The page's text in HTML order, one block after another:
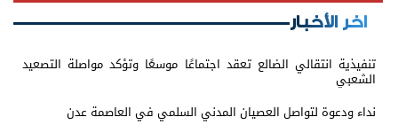
اخر الأخبار
تنفيذية انتقالي الضالع تعقد اجتماعًا موسعًا وتؤكد مواصلة التصعيد
الشعبي
نداء ودعوة لتواصل العصيان المدني السلمي في العاصمة عدن